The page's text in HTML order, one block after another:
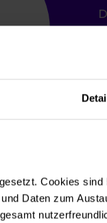
Cookies
Daten zum